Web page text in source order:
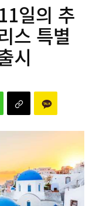
일의 추
스 특별
시